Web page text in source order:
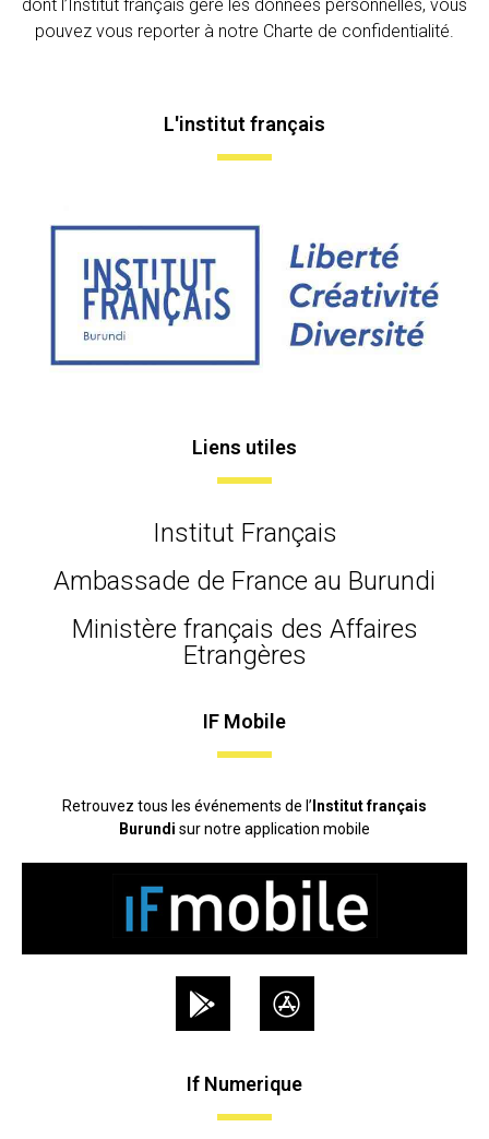
dont l’Institut français gère les données personnelles, vous
pouvez vous reporter à notre Charte de confidentialité.
L'institut français
Liens utiles
Institut Français
Ambassade de France au Burundi
Ministère français des Affaires
Etrangères
IF Mobile
Retrouvez tous les événements de l’ Institut français
Burundi sur notre application mobile
If Numerique